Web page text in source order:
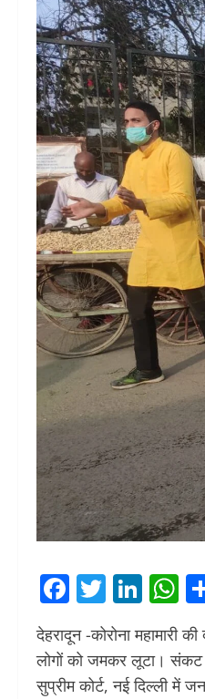
Facebook
Twitter
देहरादून -कोरोना
लोगों को जमकर लूटा। संकट
सुप्रीम कोर्ट, नई दिल्ली में